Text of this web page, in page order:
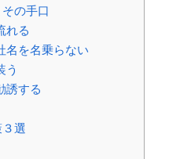
の手口
れる
名を名乗らない
う
誘する
選